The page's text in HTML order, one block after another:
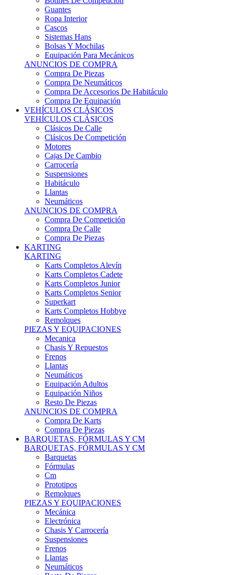
Ropa Interior
Cascos
Sistemas Hans
Bolsas Y Mochilas
Equipación Para Mecánicos
ANUNCIOS DE COMPRA
Compra De Piezas
Compra De Neumáticos
Compra De Accesorios De Habitáculo
Compra De Equipación
VEHÍCULOS CLÁSICOS
VEHÍCULOS CLÁSICOS
Clásicos De Calle
Clásicos De Competición
Motores
Cajas De Cambio
Carrocería
Suspensiones
Habitáculo
Llantas
Neumáticos
ANUNCIOS DE COMPRA
Compra De Competición
Compra De Calle
Compra De Piezas
KARTING
KARTING
Karts Completos Alevín
Karts Completos Cadete
Karts Completos Junior
Karts Completos Senior
Superkart
Karts Completos Hobbye
Remolques
PIEZAS Y EQUIPACIONES
Mecanica
Chasis Y Repuestos
Frenos
Llantas
Neumáticos
Equipación Adultos
Equipación Niños
Resto De Piezas
ANUNCIOS DE COMPRA
Compra De Karts
Compra De Piezas
BARQUETAS, FÓRMULAS Y CM
BARQUETAS, FÓRMULAS Y CM
Barquetas
Fórmulas
Cm
Prototipos
Remolques
PIEZAS Y EQUIPACIONES
Mecánica
Electrónica
Chasis Y Carrocería
Suspensiones
Frenos
Llantas
Neumáticos
Resto De Piezas
ANUNCIOS DE COMPRA